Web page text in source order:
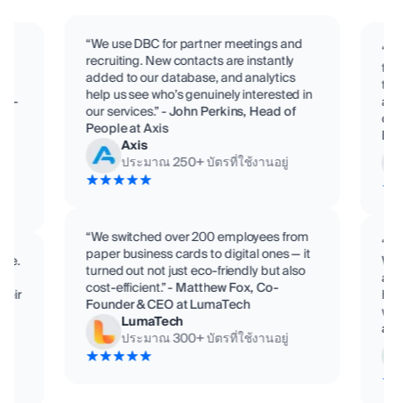
C-
“We use DBC for partner meetings and
recruiting. New contacts are instantly
added to our database, and analytics
help us see who’s genuinely interested in
our services.”-John Perkins, Head of
People at Axis
Axis
ประมาณ250+บัตรที่ใช้งานอยู่
“We switched over 200 employees from
paper business cards to digital ones — it
turned out not just eco-friendly but also
cost-efficient.”-Matthew Fox, Co-
Founder & CEO at LumaTech
LumaTech
ประมาณ300+บัตรที่ใช้งานอยู่ at